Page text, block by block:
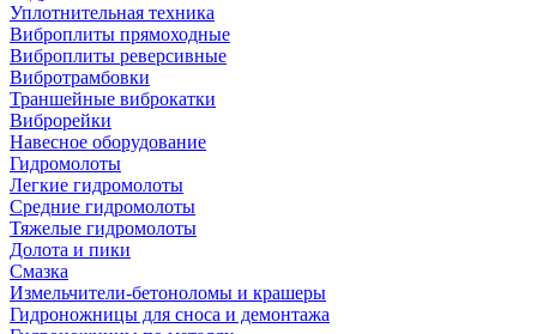
Уплотнительная техника
Виброплиты прямоходные
Виброплиты реверсивные
Вибротрамбовки
Траншейные виброкатки
Виброрейки
Навесное оборудование
Гидромолоты
Легкие гидромолоты
Средние гидромолоты
Тяжелые гидромолоты
Долота и пики
Смазка
Измельчители-бетоноломы и крашеры
Гидроножницы для сноса и демонтажа